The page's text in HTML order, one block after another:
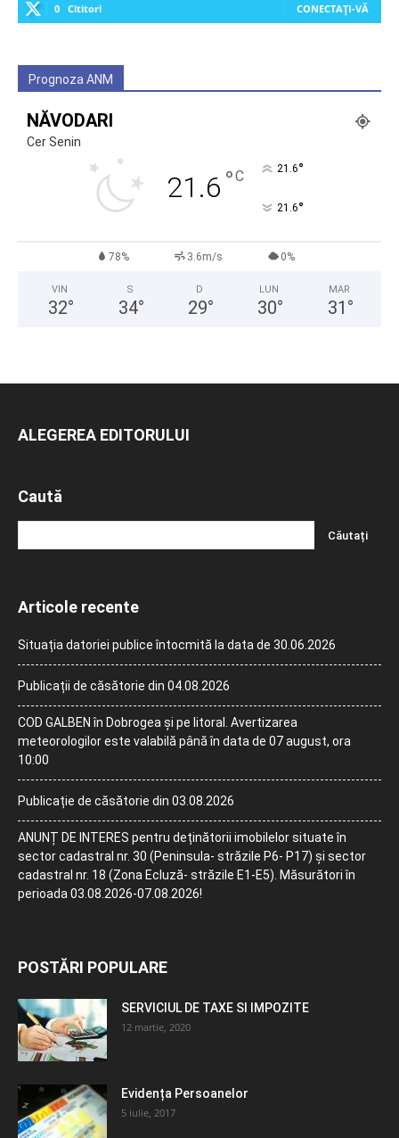
0 Cititori CONECTAȚI-VĂ
Prognoza ANM
NĂVODARI
Cer Senin
21.6 °C 21.6°
21.6°
78% 3.6m/s 0%
VIN
32°
S
34°
D
29°
LUN
30°
MAR
31 °
ALEGEREA EDITORULUI
Caută
Articole recente
Situația datoriei publice întocmită la data de 30.06.2026
Publicații de căsătorie din 04.08.2026
COD GALBEN în Dobrogea și pe litoral. Avertizarea
meteorologilor este valabilă până în data de 07 august, ora
10:00
Publicație de căsătorie din 03.08.2026
ANUNȚ DE INTERES pentru deținătorii imobilelor situate în
sector cadastral nr. 30 (Peninsula- străzile P6- P17) și sector
cadastral nr. 18 (Zona Ecluză- străzile E1-E5). Măsurători în
perioada 03.08.2026-07.08.2026!
POSTĂRI POPULARE
SERVICIUL DE TAXE SI IMPOZITE
12 martie, 2020
Evidența Persoanelor
5 iulie, 2017